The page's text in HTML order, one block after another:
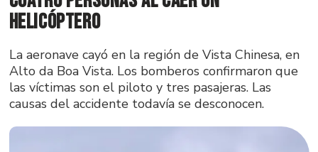
helicóptero
La aeronave cayó en la región de Vista Chinesa, en
Alto da Boa Vista. Los bomberos confirmaron que
las víctimas son el piloto y tres pasajeras. Las
causas del accidente todavía se desconocen.